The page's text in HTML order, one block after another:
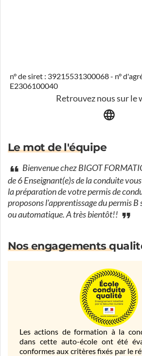
n° de siret : 39215531300068 - n°
E2306100040
Retrouvez nous sur le
Le mot de l'équipe
Bienvenue chez BIGOT
de 6 Enseignant(e)s de la conduite
la préparation de votre permis de
proposons l'apprentissage du permis B
ou automatique. A très bientôt!!
Nos engagements
Les actions de formation à la
dans cette auto-école ont été
conformes aux critères fixés par le